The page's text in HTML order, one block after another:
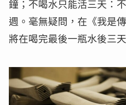
鐘；不喝水只能活三天：
週。毫無疑問，在《我是
將在喝完最後一瓶水後三